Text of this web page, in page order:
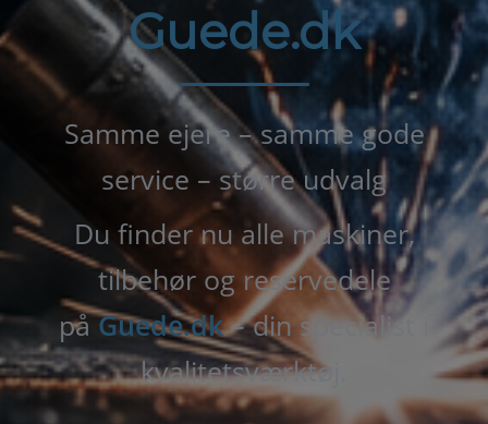
Guede.dk
Samme ejere – samme gode
service – større udvalg
Du finder nu alle maskiner,
tilbehør og reservedele
påGuede.dk– din specialist i
kvalitetsværktøj.